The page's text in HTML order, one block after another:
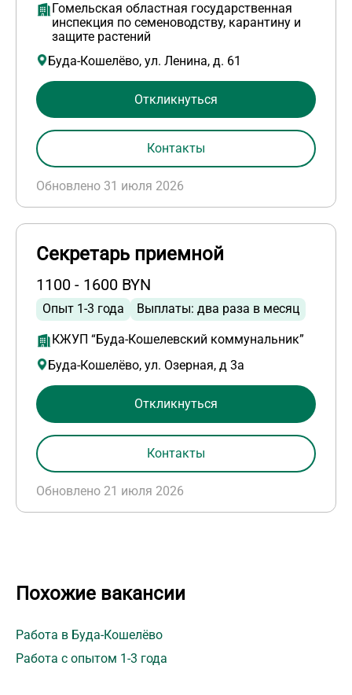
Гомельская областная государственная
инспекция по семеноводству, карантину и
защите растений
Буда-Кошелёво, ул. Ленина, д. 61
Обновлено 31 июля 2026
Откликнуться
Контакты
Секретарь приемной
1100 - 1600 BYN
Опыт 1-3 года Выплаты: два раза в месяц
КЖУП “Буда-Кошелевский коммунальник”
Буда-Кошелёво, ул. Озерная, д 3а
Обновлено 21 июля 2026
Откликнуться
Контакты
Похожие вакансии
Работа в Буда-Кошелёво
Работа с опытом 1-3 года